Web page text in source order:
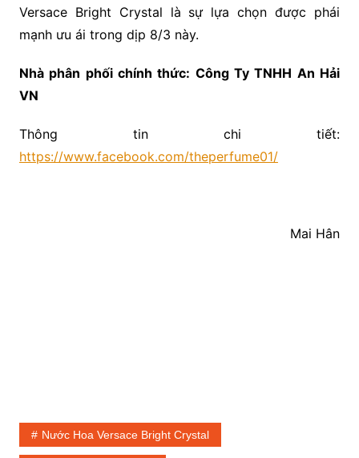
Versace Bright Crystal là sự lựa chọn được phái
mạnh ưu ái trong dịp 8/3 này.
Nhà phân phối chính thức: Công Ty TNHH An Hải
VN
Thông tin chi tiết:
https://www.facebook.com/theperfume01/
Mai Hân
Nước Hoa Versace Bright Crystal